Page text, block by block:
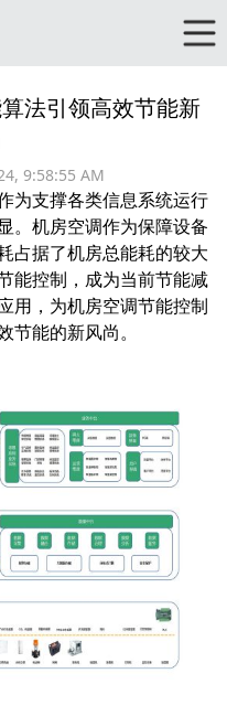
法引领高效节能新
9:58:55 AM
为支撑各类信息系统运行
。机房空调作为保障设备
占据了机房总能耗的较大
能控制，成为当前节能减
用，为机房空调节能控制
能的新风尚。